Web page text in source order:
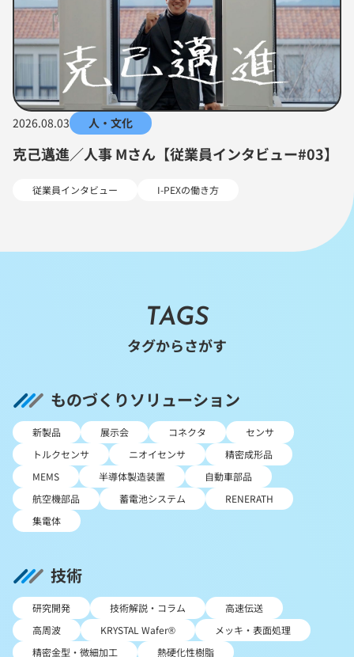
2026.08.03 人・文化
克己邁進／人事 Mさん【従業員インタビュー#03】
従業員インタビュー I-PEXの働き方
TAGS
タグからさがす
ものづくりソリューション
新製品 展示会 コネクタ
センサ
トルクセンサ
ニオイセンサ
精密成形品
MEMS
半導体製造装置
自動車部品
航空機部品
蓄電池システム
RENERATH
集電体
技術
研究開発 技術解説・コラム
高速伝送
高周波
KRYSTAL Wafer®
メッキ・表面処理
精密金型・微細加工
熱硬化性樹脂